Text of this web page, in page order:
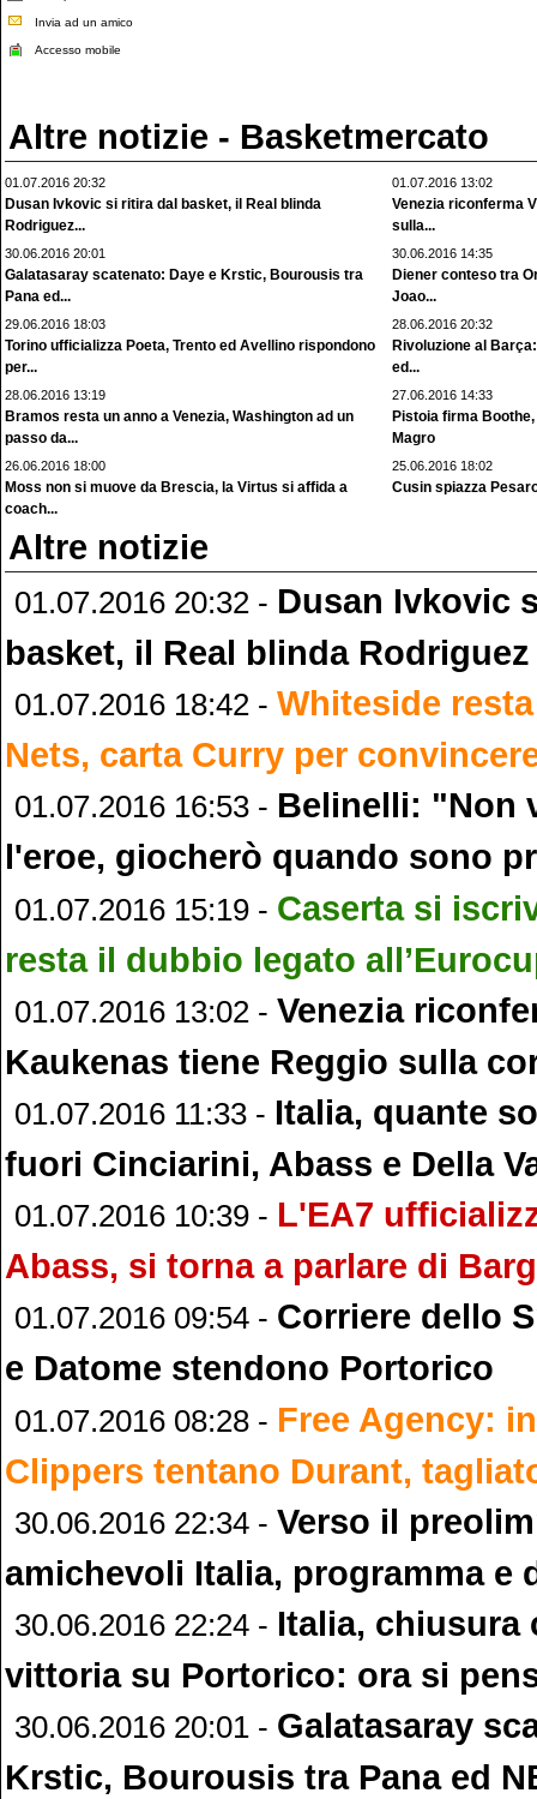
Invia ad un amico
Accesso mobile
Altre notizie - Basketmercato
01.07.2016 20:32
Dusan Ivkovic si ritira dal basket, il Real blinda
Rodriguez...
01.07.2016 13:02
Venezia riconferma
sulla...
30.06.2016 20:01
Galatasaray scatenato: Daye e Krstic, Bourousis tra
Pana ed...
30.06.2016 14:35
Diener conteso tra
Joao...
29.06.2016 18:03
Torino ufficializza Poeta, Trento ed Avellino rispondono
per...
28.06.2016 20:32
Rivoluzione al
ed...
28.06.2016 13:19
Bramos resta un anno a Venezia, Washington ad un
passo da...
27.06.2016 14:33
Pistoia firma
Magro
26.06.2016 18:00
Moss non si muove da Brescia, la Virtus si affida a
coach...
25.06.2016 18:02
Cusin spiazza
Altre notizie
01.07.2016 20:32 - Dusan Ivkovic
basket, il Real blinda
01.07.2016 18:42 - Whiteside
Nets, carta Curry per
01.07.2016 16:53 - Belinelli: "Non
l'eroe, giocherò quando sono
01.07.2016 15:19 - Caserta si
resta il dubbio legato
01.07.2016 13:02 - Venezia
Kaukenas tiene Reggio sulla
01.07.2016 11:33 - Italia, quante
fuori Cinciarini, Abass e Della
01.07.2016 10:39 - L'EA7
Abass, si torna a parlare di
01.07.2016 09:54 - Corriere dello
e Datome stendono Portorico
01.07.2016 08:28 - Free Agency:
Clippers tentano Durant,
30.06.2016 22:34 - Verso il
amichevoli Italia, programma e
30.06.2016 22:24 - Italia, chiusura
vittoria su Portorico: ora si
30.06.2016 20:01 - Galatasaray
Krstic, Bourousis tra Pana ed